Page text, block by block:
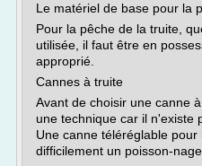
Le matériel de base pour la
Pour la pêche de la truite,
utilisée, il faut être en
approprié.
Cannes à truite
Avant de choisir une canne
une technique car il n'existe
Une canne téléréglable
difficilement un poisson-